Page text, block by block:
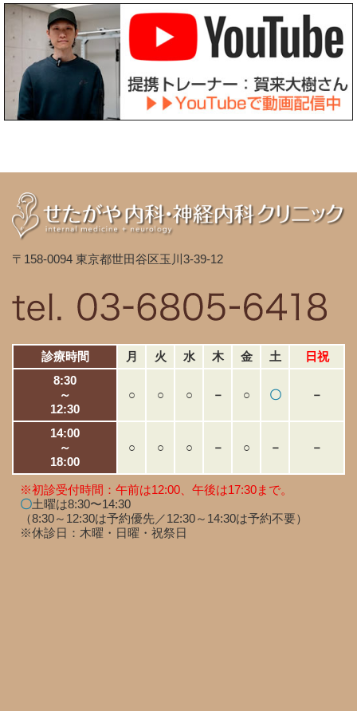
〒158-0094 東京都世田谷区玉川3-39-12
診療時間 月 火 水 木 金 土
日祝
8:30
～
12:30
○ ○ ○ － ○ 〇 －
14:00
～
18:00
○ ○ ○ － ○ － －
※初診受付時間：午前は12:00、午後は17:30まで。
〇土曜は8:30〜14:30
（8:30～12:30は予約優先／12:30～14:30は予約不要）
※休診日：木曜・日曜・祝祭日